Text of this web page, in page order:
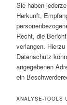
Sie haben
Herkunft,
Recht, die
verlangen.
Datenschutz
angegebenen
ein
ANALYSE-TOOLS